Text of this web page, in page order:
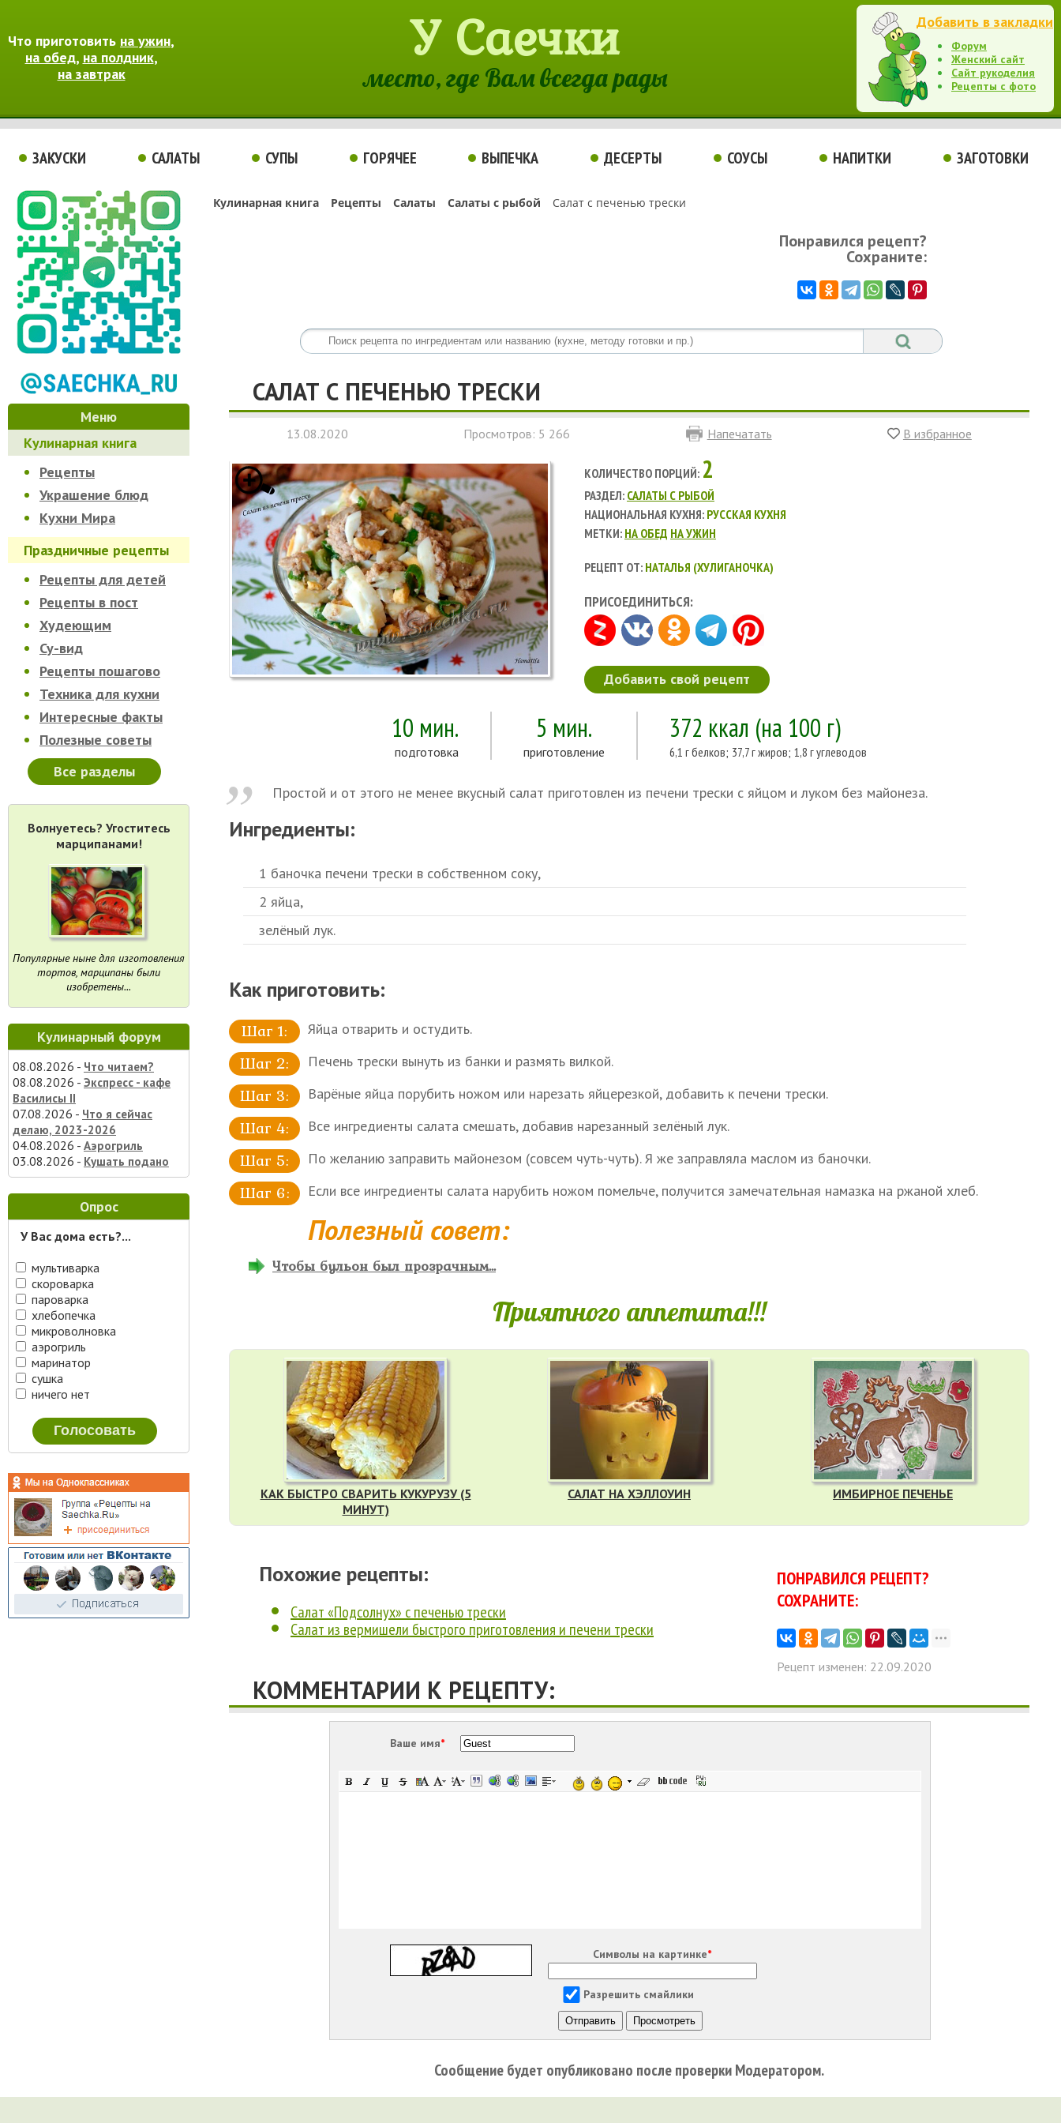
Что приготовить на ужин,
на обед, на полдник,
на завтрак
У Саечки
место, где Вам всегда рады
Добавить в закладки
Форум
Женский сайт
Сайт рукоделия
Рецепты с фото
ЗАКУСКИ САЛАТЫ СУПЫ ГОРЯЧЕЕ ВЫПЕЧКА ДЕСЕРТЫ СОУСЫ НАПИТКИ ЗАГОТОВКИ
Меню
Кулинарная книга
Рецепты
Украшение блюд
Кухни Мира
Праздничные рецепты
Рецепты для детей
Рецепты в пост
Худеющим
Су-вид
Рецепты пошагово
Техника для кухни
Интересные факты
Полезные советы
Все разделы
Волнуетесь? Угоститесь
марципанами!
Популярные ныне для изготовления
тортов, марципаны были
изобретены...
Кулинарный форум
08.08.2026 - Что читаем?
08.08.2026 - Экспресс - кафе
Василисы II
07.08.2026 - Что я сейчас
делаю, 2023-2026
04.08.2026 - Аэрогриль
03.08.2026 - Кушать подано
Опрос
У Вас дома есть?...
мультиварка
скороварка
пароварка
хлебопечка
микроволновка
аэрогриль
маринатор
сушка
ничего нет
Кулинарная книга Рецепты Салаты Салаты с рыбой Салат с печенью трески
Понравился рецепт?
Сохраните:
САЛАТ С ПЕЧЕНЬЮ ТРЕСКИ
13.08.2020 Просмотров: 5 266 Напечатать В избранное
КОЛИЧЕСТВО ПОРЦИЙ: 2
РАЗДЕЛ: САЛАТЫ С РЫБОЙ
НАЦИОНАЛЬНАЯ КУХНЯ: РУССКАЯ КУХНЯ
МЕТКИ: НА ОБЕД НА УЖИН
РЕЦЕПТ ОТ: НАТАЛЬЯ (ХУЛИГАНОЧКА)
ПРИСОЕДИНИТЬСЯ:
Добавить свой рецепт
10 мин.
подготовка
5 мин.
приготовление
372 ккал (на 100 г)
6,1 г белков; 37,7 г жиров; 1,8 г углеводов
Простой и от этого не менее вкусный салат приготовлен из печени трески с яйцом и луком без майонеза.
Ингредиенты:
1 баночка печени трески в собственном соку,
2 яйца,
зелёный лук.
Как приготовить:
Яйца отварить и остудить.
Печень трески вынуть из банки и размять вилкой.
Варёные яйца порубить ножом или нарезать яйцерезкой, добавить к печени трески.
Все ингредиенты салата смешать, добавив нарезанный зелёный лук.
По желанию заправить майонезом (совсем чуть-чуть). Я же заправляла маслом из баночки.
Если все ингредиенты салата нарубить ножом помельче, получится замечательная намазка на ржаной хлеб.
Полезный совет:
Чтобы бульон был прозрачным...
Приятного аппетита!!!
КАК БЫСТРО СВАРИТЬ КУКУРУЗУ (5
МИНУТ)
САЛАТ НА ХЭЛЛОУИН ИМБИРНОЕ ПЕЧЕНЬЕ
Похожие рецепты:
Салат «Подсолнух» с печенью трески
Салат из вермишели быстрого приготовления и печени трески
ПОНРАВИЛСЯ РЕЦЕПТ?
СОХРАНИТЕ:
Рецепт изменен: 22.09.2020
КОММЕНТАРИИ К РЕЦЕПТУ:
Ваше имя*
Символы на картинке*
Разрешить смайлики
Сообщение будет опубликовано после проверки Модератором.